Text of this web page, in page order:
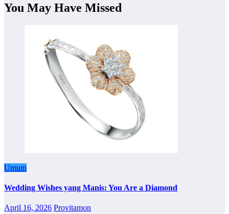
You May Have Missed
Umum
Wedding Wishes yang Manis: You Are a Diamond
April 16, 2026 Provitamon